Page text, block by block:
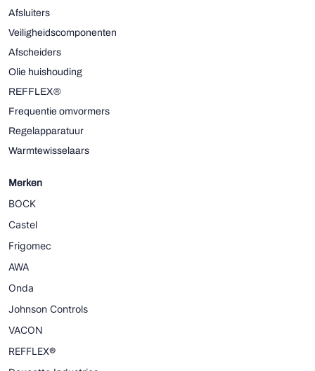
Afsluiters
Veiligheidscomponenten
Afscheiders
Olie huishouding
REFFLEX®
Frequentie omvormers
Regelapparatuur
Warmtewisselaars
Merken
BOCK
Castel
Frigomec
AWA
Onda
Johnson Controls
VACON
REFFLEX®